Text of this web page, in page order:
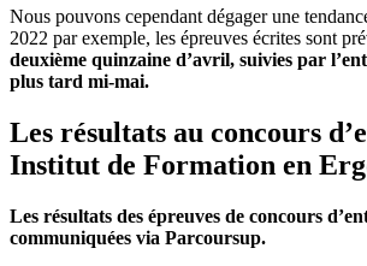
Nous pouvons cependant dégager une
2022 par exemple, les épreuves écrites sont
deuxième quinzaine d’avril, suivies par
plus tard mi-mai.
Les résultats au concours
Institut de Formation en
Les résultats des épreuves de concours
communiquées via Parcoursup.